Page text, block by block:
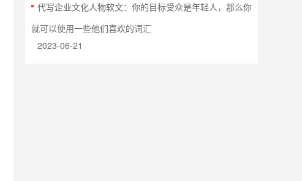
代写企业文化人物软文：你的目标受众是年轻人，那么你
就可以使用一些他们喜欢的词汇
2023-06-21